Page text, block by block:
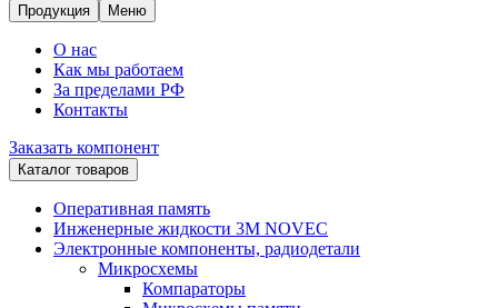
Продукция Меню
О нас
Как мы работаем
За пределами РФ
Контакты
Заказать компонент
Каталог товаров
Оперативная память
Инженерные жидкости 3M NOVEC
Электронные компоненты, радиодетали
Микросхемы
Компараторы